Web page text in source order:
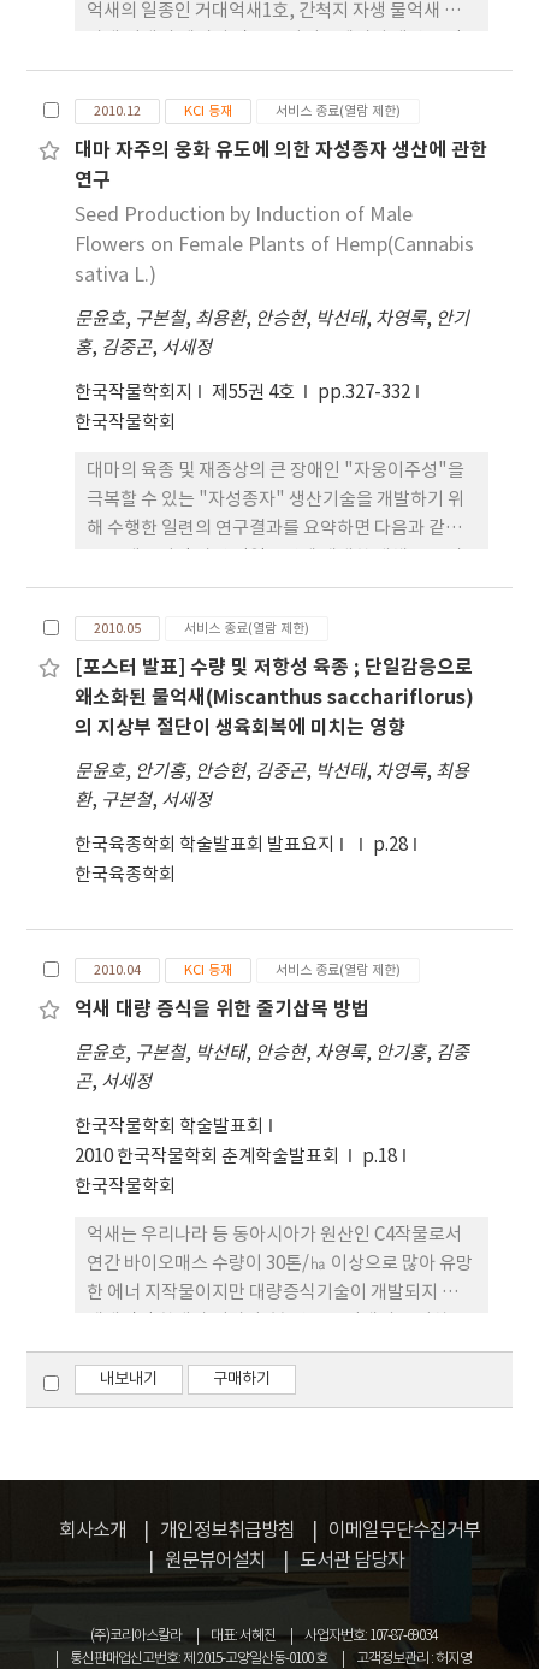
억새의 일종인 거대억새1호, 간척지 자생 물억새 및
으로 쓰레기 매립 예정지에서 재배한 최초의 연구로
서 매립예정 간척지의 적응성 및 활용가치가 높은 에
너지 작물을 선정함과 동시에 간척지 토양의 하수슬
러지 고화물 처리로 인한 에너지 작물의 생육 상태 모
니터링 및 토양화학성의 변화를 조사하였다. 1. 각 시
험구의 토양 pH범위는 6.7~8.3이었으며 하수슬러지
고화물을 처리한 시험구는 원지반토보다 낮은 pH를
나타내었다. 원지반토의 염농도는 하수슬러지 고화물
보이며 높은 염농도를 나타내었다. 2. 하수슬러지 고
화물 처리구의 토양 유기물 함량은 재식 초기에는 원
지반토에 비해 4배와 7배 높았고, 생육후기에도
2.9~5.6%로 원지반토의 0.75%에 비해 많았다. 3. 각
다른 에너지 작물에 비해 간척지 토양에 하수슬러지
고화물을 투입한 시험구에 대한 적응력이 우수한 것
으로 판단되었다. 4. 간척지에 하수슬러지 고화물의
화학성이 개선되었으며, 에너지 작물의 생육이 원지
반토에 비해 양호했던 점을 보아 매립예정 간척지의
토양 복토제로서 활용 가능성을 확인하였다. 5. 각 시
험구의 에너지 작물 수확 후 마른줄기 수량을 조사한
결과 거대억새1호는 타 에너지 작물에 비해 가장 높은
바이오매스량을 나타내며, 거대억새1호는 바이오에
너지 생산을 위한 최적의 에너지 작물임을 확인하였
다.
2010.12 KCI 등재 서비스 종료(열람 제한)
대마 자주의 웅화 유도에 의한 자성종자 생산에 관한
연구
Seed Production by Induction of Male
Flowers on Female Plants of Hemp(Cannabis
sativa L.)
문윤호, 구본철, 최용환, 안승현, 박선태, 차영록, 안기
홍, 김중곤, 서세정
한국작물학회지 제55권 4호
pp.327-332
한국작물학회
대마의 육종 및 재종상의 큰 장애인 "자웅이주성"을
극복할 수 있는 "자성종자" 생산기술을 개발하기 위
해 수행한 일련의 연구결과를 요약하면 다음과 같다.
산은을 처리하더라도 성전환 식물체 비율이 5%이고
웅화의 발생정도가 극히 적었으며 자화보다 24일 늦
게 개화하여 수정이 되지 않았다. 2. 재배환경을 3엽
기, 6엽기에 장일에서 단일조건으로 급격하게 변화시
킨 자주는 웅화의 개화량은 적었지만 성전환 개체 비
율이 각각 75%, 100%로 높고 자화와 개화기 차이가
각각 10일, 3일로 비슷한 시기에 개화하여 인공수정
이 가능하였다. 3. 영양생장기로 판단되는 7월 2일과
모두 성이 전환되어 성전환 액아 비율이 각각 63.2%,
61.9%로 높았고 무처리 자주와 동일한 시기에 개화
에서 성전환 액아의 비율이 각각 80.5%, 77.0%로 가
장 높아 풍매에 유리하도록 바람이 잘 통하는 식물체
기로 판단되는 7월 22일에 처리한 개체들은 성전환
액아의 비율이 4.4%로 낮고 자화보다 16일 늦게 개화
하여 수정되지 않았다. 5. 일반종자는 자주 비율이
kg/10a였으나 자성종자는 자주 비율이 100%로서
종실수량이 141 kg/10a로 일반 종자에 비해 47% 증
수되었다.
2010.05 서비스 종료(열람 제한)
[포스터 발표] 수량 및 저항성 육종 ; 단일감응으로
왜소화된 물억새(Miscanthus sacchariflorus)
의 지상부 절단이 생육회복에 미치는 영향
문윤호, 안기홍, 안승현, 김중곤, 박선태, 차영록, 최용
환, 구본철, 서세정
한국육종학회 학술발표회 발표요지
p.28
한국육종학회
2010.04 KCI 등재 서비스 종료(열람 제한)
억새 대량 증식을 위한 줄기삽목 방법
문윤호, 구본철, 박선태, 안승현, 차영록, 안기홍, 김중
곤, 서세정
한국작물학회 학술발표회
2010 한국작물학회 춘계학술발표회
p.18
한국작물학회
억새는 우리나라 등 동아시아가 원산인 C4작물로서
연간 바이오매스 수량이 30톤/㏊ 이상으로 많아 유망
한 에너 지작물이지만 대량증식기술이 개발되지 않아
에 의한 대량 증식기술을 개발하기 위해 수행하였는
데 그 결과를 요약하면 다음과 같다. 삽수의 유형은 마
디에 신선한 잎집이 남아 있는 것을 어린 삽수로, 잎집
않은 것을 신초신장 초기 삽수로, 마디의 눈에서 새싹
이 신장하여 새잎 이 전개된 것을 신초신장 후기삽수
로 구분하였다. 어린 삽수 및 성숙 삽수의 발근율은 각
각 47%, 70%이었으나 신초신장 초기 및 후기 삽수
근율이 높고 묘 소질이 좋은 신초신장 삽수를 얻기 위
내보내기 구매하기
회사소개 개인정보취급방침
이메일무단수집거부
원문뷰어설치
도서관 담당자
(주)코리아스칼라 대표: 서혜진
사업자번호: 107-87-69034
통신판매업신고번호: 제 2015-고양일산동-0100 호
고객정보관리 : 허지영